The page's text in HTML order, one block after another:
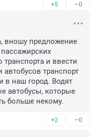
+5 –0
вношу предложение
и ввести
транспорт
в наш город. Водят
автобусы, которые
больше некому.
+2 –0